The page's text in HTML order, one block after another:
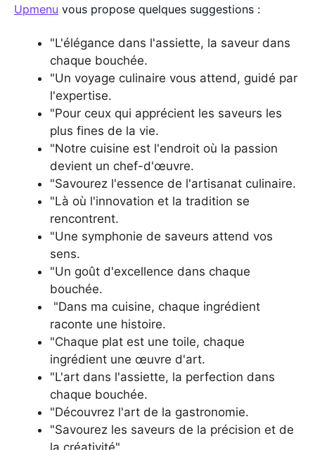
Upmenu vous propose quelques suggestions :
"L'élégance dans l'assiette, la saveur dans
chaque bouchée.
"Un voyage culinaire vous attend, guidé par
l'expertise.
"Pour ceux qui apprécient les saveurs les
plus fines de la vie.
"Notre cuisine est l'endroit où la passion
devient un chef-d'œuvre.
"Savourez l'essence de l'artisanat culinaire.
"Là où l'innovation et la tradition se
rencontrent.
"Une symphonie de saveurs attend vos
sens.
"Un goût d'excellence dans chaque
bouchée.
"Dans ma cuisine, chaque ingrédient
raconte une histoire.
"Chaque plat est une toile, chaque
ingrédient une œuvre d'art.
"L'art dans l'assiette, la perfection dans
chaque bouchée.
"Découvrez l'art de la gastronomie.
"Savourez les saveurs de la précision et de
la créativité".